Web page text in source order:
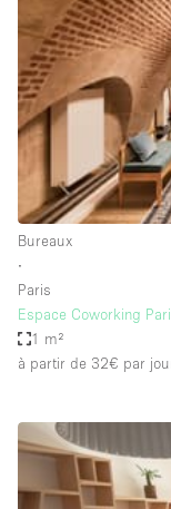
Boutique en
Bureaux
Camion /
Commerce
Container
Entrepôt /
Espace
Espace
Espace
Kiosque /
Lobby / Accueil
Bureaux
∙
Paris
Espace Coworking
1 m²
à partir de 32€ par